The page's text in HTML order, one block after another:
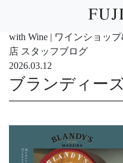
with Wine | ワインショッ
店 スタッフブログ
2026.03.12
ブランディー